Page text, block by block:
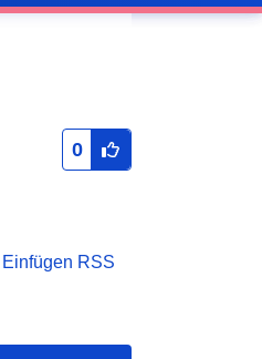
0
Einfügen RSS